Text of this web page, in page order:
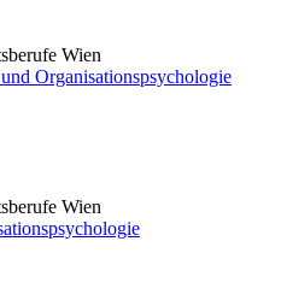
Wien
Organisationspsychologie
Wien